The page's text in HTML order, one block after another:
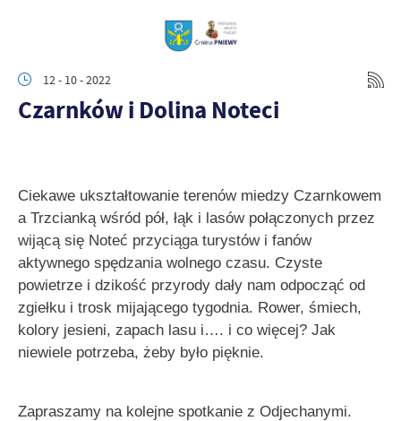
12 - 10 - 2022
Czarnków i Dolina Noteci
Ciekawe ukształtowanie terenów miedzy Czarnkowem
a Trzcianką wśród pół, łąk i lasów połączonych przez
wijącą się Noteć przyciąga turystów i fanów
aktywnego spędzania wolnego czasu. Czyste
powietrze i dzikość przyrody dały nam odpocząć od
zgiełku i trosk mijającego tygodnia. Rower, śmiech,
kolory jesieni, zapach lasu i…. i co więcej? Jak
niewiele potrzeba, żeby było pięknie.
Zapraszamy na kolejne spotkanie z Odjechanymi.